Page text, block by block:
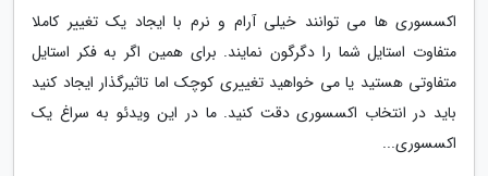
اکسسوری ها می توانند خیلی آرام و نرم با ایجاد یک تغییر کاملا
متفاوت استایل شما را دگرگون نمایند. برای همین اگر به فکر استایل
متفاوتی هستید یا می خواهید تغییری کوچک اما تاثیرگذار ایجاد کنید
باید در انتخاب اکسسوری دقت کنید. ما در این ویدئو به سراغ یک
اکسسوری...